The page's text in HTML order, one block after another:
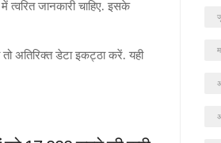
त्वरित जानकारी चाहिए. इसके
अतिरिक्त डेटा इकट्ठा करें. यही